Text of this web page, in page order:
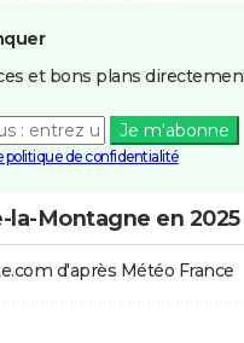
et bons plans
Je m'abonne
politique de confidentialité
la-Montagne en 2025
d'après Météo France